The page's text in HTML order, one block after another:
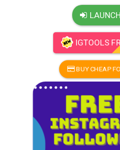
IGTOOLS
BUY CHEAP